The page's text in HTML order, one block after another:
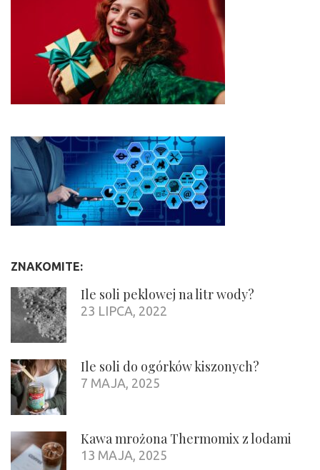
ZNAKOMITE:
Ile soli peklowej na litr wody?
23 LIPCA, 2022
Ile soli do ogórków kiszonych?
7 MAJA, 2025
Kawa mrożona Thermomix z lodami
13 MAJA, 2025